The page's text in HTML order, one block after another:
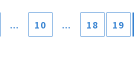
... 10 ... 18 19